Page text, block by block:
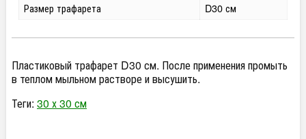
Размер трафарета D30 см
Пластиковый трафарет D30 см. После применения промыть
в теплом мыльном растворе и высушить.
Теги: 30 х 30 см